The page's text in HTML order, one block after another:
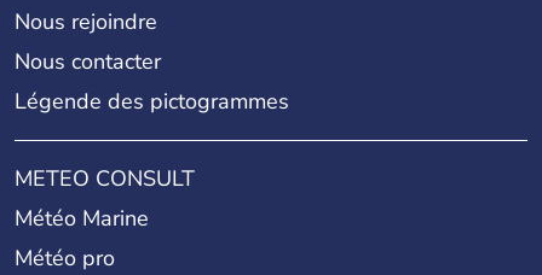
Nous rejoindre
Nous contacter
Légende des pictogrammes
METEO CONSULT
Météo Marine
Météo pro